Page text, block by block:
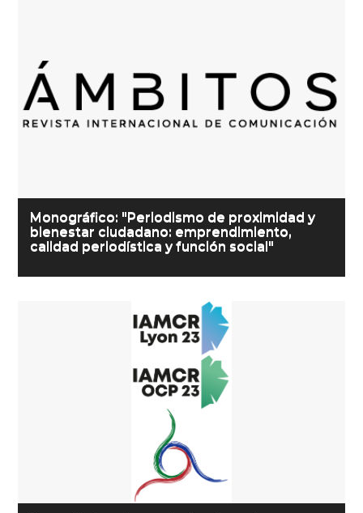
Monográfico: "Periodismo de proximidad y
bienestar ciudadano: emprendimiento,
calidad periodística y función social"